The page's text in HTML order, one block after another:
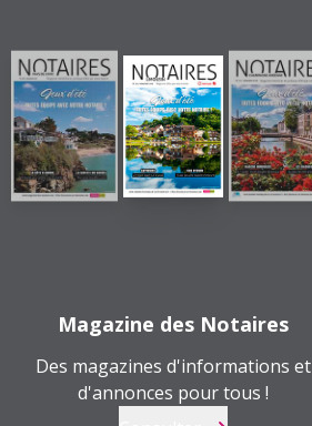
Magazine des Notaires
Des magazines d'informations et
d'annonces pour tous !